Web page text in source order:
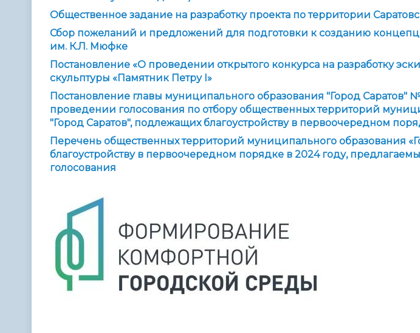
Общественное задание на разработку проекта по территории
Сбор пожеланий и предложений для подготовки к созданию
им. К.Л. Мюфке
Постановление «О проведении открытого конкурса на разработку
скульптуры «Памятник Петру I»
Постановление главы муниципального образования "Город Саратов"
проведении голосования по отбору общественных территорий
"Город Саратов", подлежащих благоустройству в первоочередном
Перечень общественных территорий муниципального образования
благоустройству в первоочередном порядке в 2024 году,
голосования